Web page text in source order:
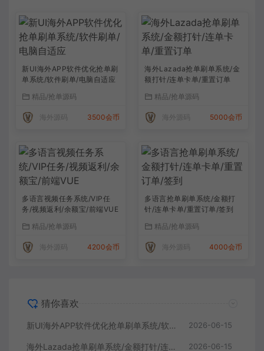
新UI海外APP软件优化抢单刷
单系统/软件刷单/电脑自适应
精品/抢单源码
海外源码 3500会币
海外Lazada抢单刷单系统/金
额打针/连单卡单/重置订单
精品/抢单源码
海外源码 5000会币
多语言视频任务系统/VIP任
务/视频返利/余额宝/前端VUE
精品/抢单源码
海外源码 4200会币
多语言抢单刷单系统/金额打
针/连单卡单/重置订单/签到
精品/抢单源码
海外源码 4000会币
猜你喜欢
新UI海外APP软件优化抢单刷单系统/软件刷单/电脑自适应 2026-06-15
海外Lazada抢单刷单系统/金额打针/连单卡单/重置订单 2026-06-15